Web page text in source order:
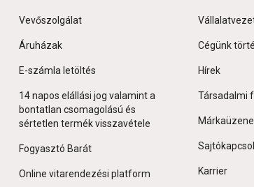
Vevőszolgálat
Áruházak
E-számla letöltés
14 napos elállási jog valamint a
bontatlan csomagolású és
sértetlen termék visszavétele
Fogyasztó Barát
Online vitarendezési platform
Cégünk
Hírek
Társadalmi
Karrier